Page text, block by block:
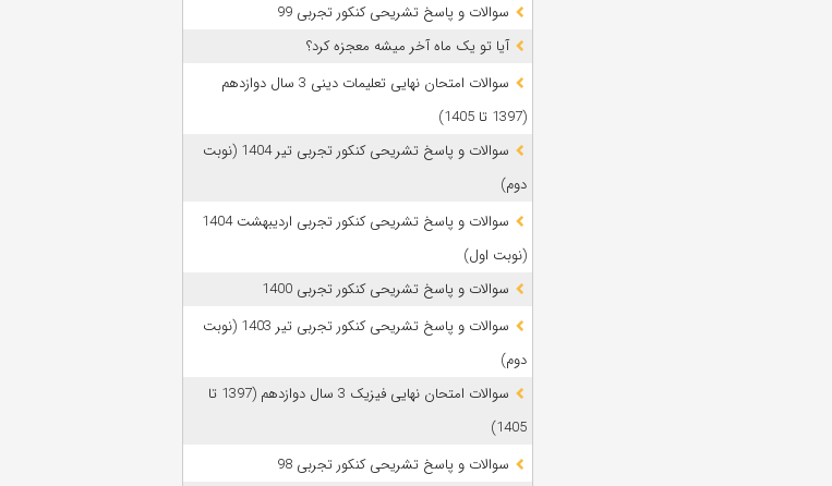
سوالات و پاسخ تشریحی کنکور تجربی 99
آیا تو یک ماه آخر میشه معجزه کرد؟
سوالات امتحان نهایی تعلیمات دینی 3 سال دوازدهم
(1397 تا 1405)
سوالات و پاسخ تشریحی کنکور تجربی تیر 1404 (نوبت
دوم)
سوالات و پاسخ تشریحی کنکور تجربی اردیبهشت 1404
(نوبت اول)
سوالات و پاسخ تشریحی کنکور تجربی 1400
سوالات و پاسخ تشریحی کنکور تجربی تیر 1403 (نوبت
دوم)
سوالات امتحان نهایی فیزیک 3 سال دوازدهم (1397 تا
1405)
سوالات و پاسخ تشریحی کنکور تجربی 98